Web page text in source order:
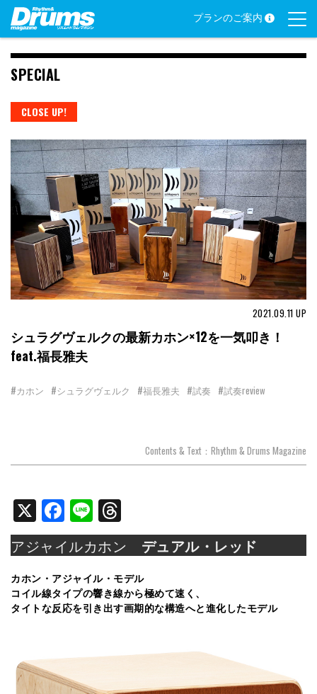
Skip
content
プランのご案内
SPECIAL
CLOSE UP!
2021.09.11 UP
シュラグヴェルクの最新カホン×12を一気叩き！
feat.福長雅夫
#カホン #シュラグヴェルク #福長雅夫 #試奏 #試奏review
Contents & Text：Rhythm & Drums Magazine
X Facebook
Line
アジャイルカホン デュアル・レッド
カホン・アジャイル・モデル
コイル線タイプの響き線から極めて速く、
タイトな反応を引き出す画期的な構造へと進化したモデル